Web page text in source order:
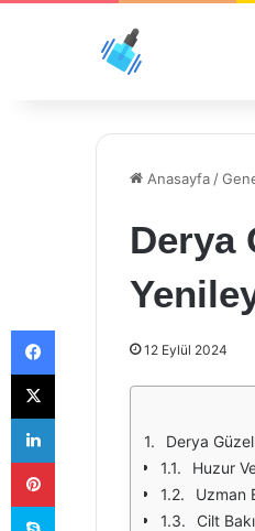
Anasayfa /
Derya
12 Eylül 2024
Derya
Huzur
Uzman
Cilt
Facebook
X
LinkedIn
Pinterest
Skype